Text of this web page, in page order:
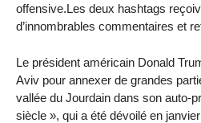
offensive.Les deux hashtags
d’innombrables commentaires et
Le président américain Donald
Aviv pour annexer de grandes
vallée du Jourdain dans son auto-
siècle », qui a été dévoilé en